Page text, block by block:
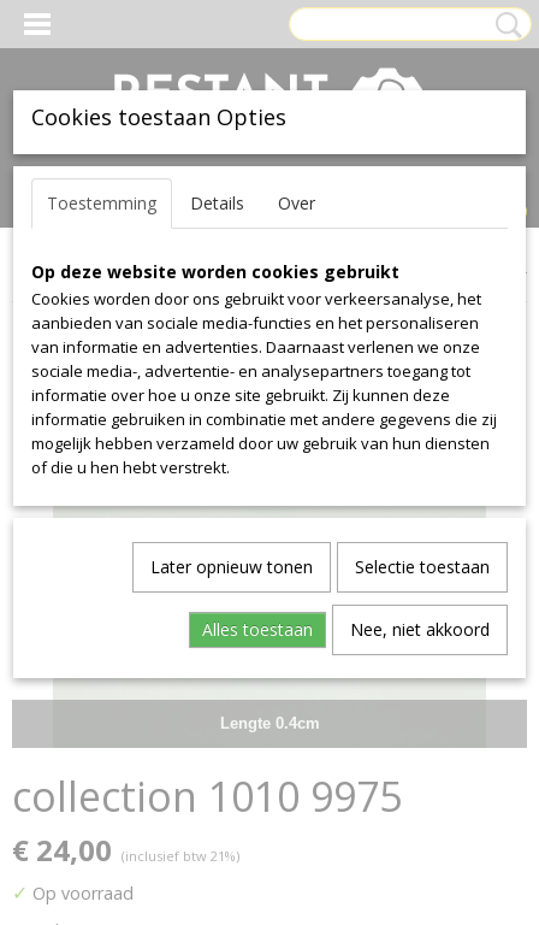
Inloggen Registreren
(0)
Home >Leer>Ohmann>collection 1010>collection 1010 9975
Lengte 0.4cm
collection 1010 9975
€ 24,00 (inclusief btw 21%)
✓ Op voorraad
Cookies toestaan Opties
Toestemming Details Over
Op deze website worden cookies gebruikt
Cookies worden door ons gebruikt voor verkeersanalyse, het
aanbieden van sociale media-functies en het personaliseren
van informatie en advertenties. Daarnaast verlenen we onze
sociale media-, advertentie- en analysepartners toegang tot
informatie over hoe u onze site gebruikt. Zij kunnen deze
informatie gebruiken in combinatie met andere gegevens die zij
mogelijk hebben verzameld door uw gebruik van hun diensten
of die u hen hebt verstrekt.
Later opnieuw tonen Selectie toestaan
Alles toestaan Nee, niet akkoord